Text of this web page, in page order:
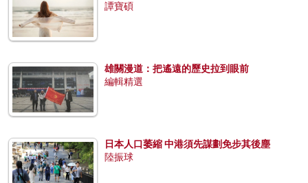
譚寶碩
雄關漫道：把遙遠的歷史拉到眼前
編輯精選
日本人口萎縮 中港須先謀劃免步其後塵
陸振球